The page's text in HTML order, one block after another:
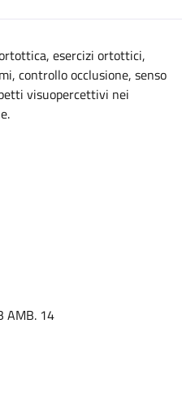
esercizi ortottici,
controllo occlusione, senso
visuopercettivi nei
AMB. 14